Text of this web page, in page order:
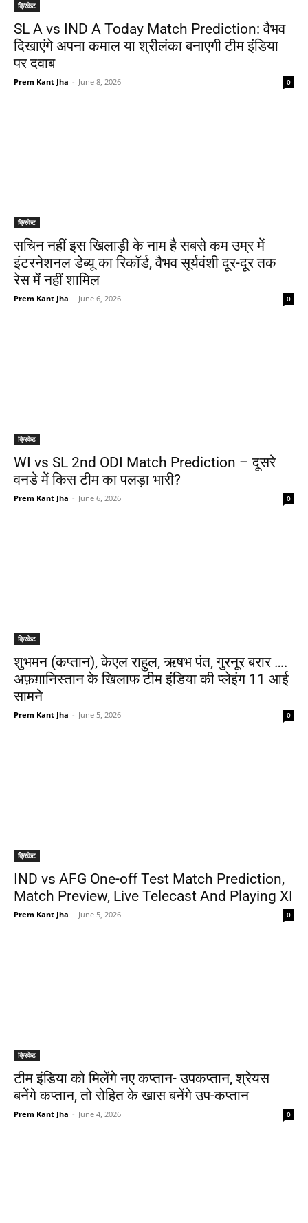
क्रिकेट
SL A vs IND A Today Match Prediction: वैभव
दिखाएंगे अपना कमाल या श्रीलंका बनाएगी टीम इंडिया
पर दवाब
Prem Kant Jha - June 8, 2026 0
क्रिकेट
सचिन नहीं इस खिलाड़ी के नाम है सबसे कम उम्र में
इंटरनेशनल डेब्यू का रिकॉर्ड, वैभव सूर्यवंशी दूर-दूर तक
रेस में नहीं शामिल
Prem Kant Jha - June 6, 2026 0
क्रिकेट
WI vs SL 2nd ODI Match Prediction – दूसरे
वनडे में किस टीम का पलड़ा भारी?
Prem Kant Jha - June 6, 2026 0
क्रिकेट
शुभमन (कप्तान), केएल राहुल, ऋषभ पंत, गुरनूर बरार ….
अफ़ग़ानिस्तान के खिलाफ टीम इंडिया की प्लेइंग 11 आई
सामने
Prem Kant Jha - June 5, 2026 0
क्रिकेट
IND vs AFG One-off Test Match Prediction,
Match Preview, Live Telecast And Playing XI
Prem Kant Jha - June 5, 2026 0
क्रिकेट
टीम इंडिया को मिलेंगे नए कप्तान- उपकप्तान, श्रेयस
बनेंगे कप्तान, तो रोहित के खास बनेंगे उप-कप्तान
Prem Kant Jha - June 4, 2026 0